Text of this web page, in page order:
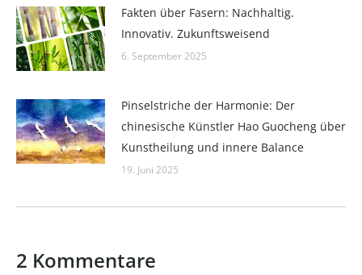
Fakten über Fasern: Nachhaltig.
Innovativ. Zukunftsweisend
6. September 2025
Pinselstriche der Harmonie: Der
chinesische Künstler Hao Guocheng über
Kunstheilung und innere Balance
19. Juni 2025
2 Kommentare